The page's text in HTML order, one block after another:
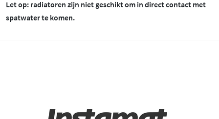
Let op: radiatoren zijn niet geschikt om in direct contact met
spatwater te komen.